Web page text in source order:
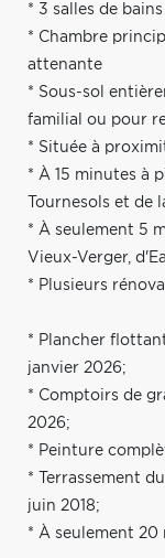
* 3 salles de
* Chambre
attenante
* Sous-sol
familial ou pour
* Située à
* À 15 minutes à
Tournesols et de
* À seulement 5
Vieux-Verger,
* Plusieurs
* Plancher
janvier 2026;
* Comptoirs de
2026;
* Peinture
* Terrassement
juin 2018;
* À seulement